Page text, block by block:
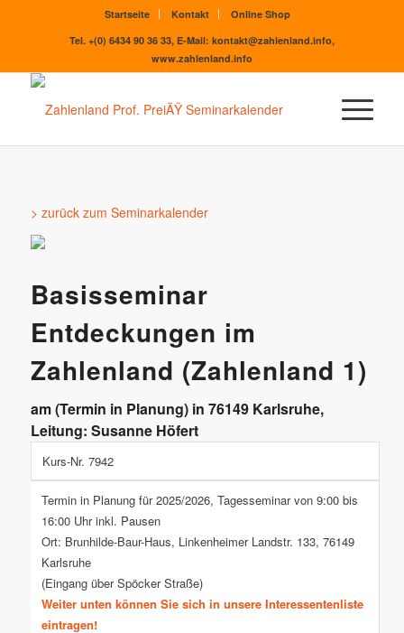
Startseite Kontakt
Online Shop
Tel. +(0) 6434 90 36 33, E-Mail: kontakt@zahlenland.info,
www.zahlenland.info
> zurück zum Seminarkalender
Basisseminar
Entdeckungen im
Zahlenland (Zahlenland 1)
am (Termin in Planung) in 76149 Karlsruhe,
Leitung: Susanne Höfert
Kurs-Nr. 7942
Termin in Planung für 2025/2026, Tagesseminar von 9:00 bis
16:00 Uhr inkl. Pausen
Ort: Brunhilde-Baur-Haus, Linkenheimer Landstr. 133, 76149
Karlsruhe
(Eingang über Spöcker Straße)
Weiter unten können Sie sich in unsere Interessentenliste
eintragen!